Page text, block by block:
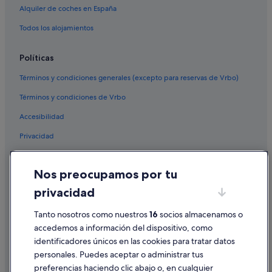
Hoteles con restaurante en Santa Mónica
Moteles en Venice
Alquiler de coches en España
Todos los alojamientos
Políticas
Términos y condiciones generales (excepto para reservas de Vrbo)
Términos y condiciones de Vrbo
Accesibilidad
Privacidad
Condiciones de uso
Información legal/contacto
Pautas sobre el contenido y cómo denunciar contenido
Ayuda
Nos preocupamos por tu
privacidad
Tanto nosotros como nuestros16 socios almacenamos o
accedemos a información del dispositivo, como
identificadores únicos en las cookies para tratar datos
personales. Puedes aceptar o administrar tus
preferencias haciendo clic abajo o, en cualquier